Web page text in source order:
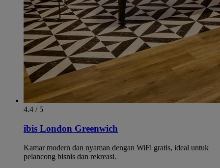
4.4 / 5
ibis London Greenwich
Kamar modern dan nyaman dengan WiFi gratis, ideal untuk
pelancong bisnis dan rekreasi.